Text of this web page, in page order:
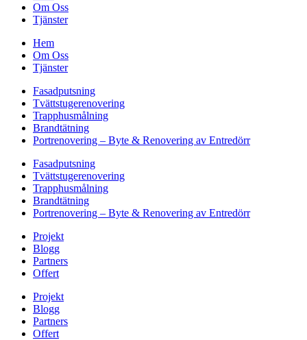
Om Oss
Tjänster
Hem
Om Oss
Tjänster
Fasadputsning
Tvättstugerenovering
Trapphusmålning
Brandtätning
Portrenovering – Byte & Renovering av Entredörr
Fasadputsning
Tvättstugerenovering
Trapphusmålning
Brandtätning
Portrenovering – Byte & Renovering av Entredörr
Projekt
Blogg
Partners
Offert
Projekt
Blogg
Partners
Offert